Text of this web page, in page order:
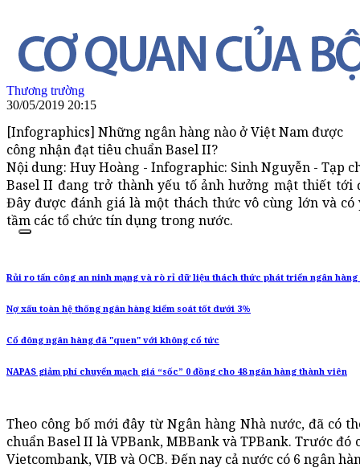
Thương trường
30/05/2019 20:15
[Infographics] Những ngân hàng nào ở Việt Nam được
công nhận đạt tiêu chuẩn Basel II?
Nội dung: Huy Hoàng - Infographic: Sinh Nguyễn - Tạp
Basel II đang trở thành yếu tố ảnh hưởng mật thiết tới
Đây được đánh giá là một thách thức vô cùng lớn và
tầm các tổ chức tín dụng trong nước.
Rủi ro tấn công an ninh mạng và rò rỉ dữ liệu thách thức phát triển ngân hàng
Nợ xấu toàn hệ thống ngân hàng kiểm soát tốt dưới 3%
Cổ đông ngân hàng đã "quen" với không cổ tức
NAPAS giảm phí chuyển mạch giá “sốc” 0 đồng cho 48 ngân hàng thành viên
Theo công bố mới đây từ Ngân hàng Nhà nước, đã có
chuẩn Basel II là VPBank, MBBank và TPBank. Trước
Vietcombank, VIB và OCB. Đến nay cả nước có 6 ngân